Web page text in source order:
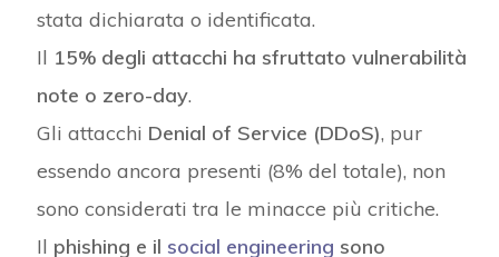
stata dichiarata o identificata.
Il 15% degli attacchi ha sfruttato vulnerabilità
note o zero-day.
Gli attacchi Denial of Service (DDoS), pur
essendo ancora presenti (8% del totale), non
sono considerati tra le minacce più critiche.
Il phishing e il social engineering sono